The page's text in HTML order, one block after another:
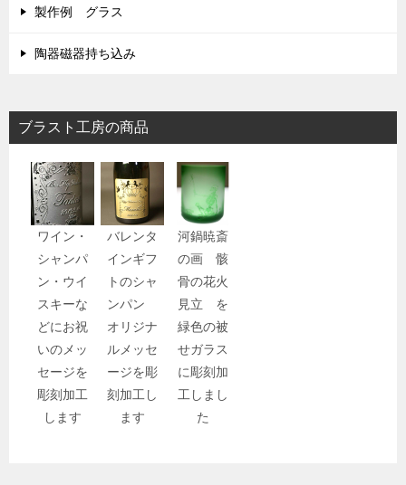
製作例 グラス
陶器磁器持ち込み
ブラスト工房の商品
ワイン・
シャンパ
ン・ウイ
スキーな
どにお祝
いのメッ
セージを
彫刻加工
します
バレンタ
インギフ
トのシャ
ンパン
オリジナ
ルメッセ
ージを彫
刻加工し
ます
河鍋暁斎
の画 骸
骨の花火
見立 を
緑色の被
せガラス
に彫刻加
工しまし
た